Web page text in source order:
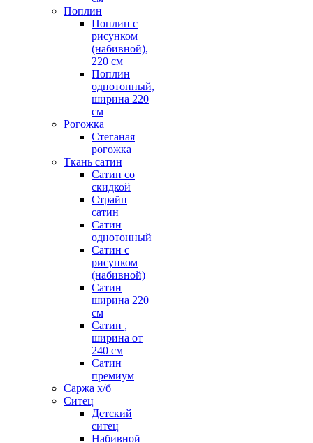
Поплин
Поплин с
рисунком
(набивной),
220 см
Поплин
однотонный,
ширина 220
см
Рогожка
Стеганая
рогожка
Ткань сатин
Сатин со
скидкой
Страйп
сатин
Сатин
однотонный
Сатин с
рисунком
(набивной)
Сатин
ширина 220
см
Сатин ,
ширина от
240 см
Сатин
премиум
Саржа х/б
Ситец
Детский
ситец
Набивной